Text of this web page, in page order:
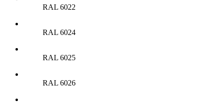
RAL 6022
RAL 6024
RAL 6025
RAL 6026